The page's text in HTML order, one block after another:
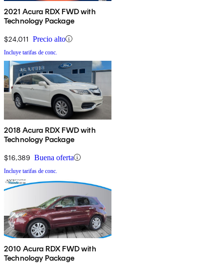
2021 Acura RDX FWD with
Technology Package
$24,011 Precio alto
Incluye tarifas de conc.
2018 Acura RDX FWD with
Technology Package
$16,389 Buena oferta
Incluye tarifas de conc.
2010 Acura RDX FWD with
Technology Package